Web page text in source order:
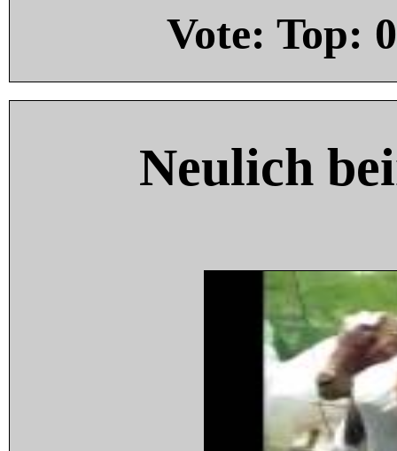
Vote: Top: 0
Neulich